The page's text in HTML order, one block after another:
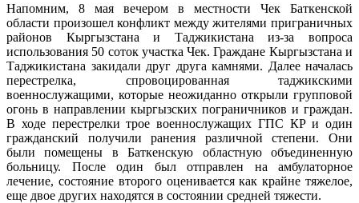
Напомним, 8 мая вечером в местности Чек Баткенской
области произошел конфликт между жителями приграничных
районов Кыргызстана и Таджикистана из-за вопроса
использования 50 соток участка Чек. Граждане Кыргызстана и
Таджикистана закидали друг друга камнями. Далее началась
перестрелка, спровоцированная таджикскими
военнослужащими, которые неожиданно открыли групповой
огонь в направлении кыргызских пограничников и граждан.
В ходе перестрелки трое военнослужащих ГПС КР и один
гражданский получили ранения различной степени. Они
были помещены в Баткенскую областную объединенную
больницу. После один был отправлен на амбулаторное
лечение, состояние второго оценивается как крайне тяжелое,
еще двое других находятся в состоянии средней тяжести.